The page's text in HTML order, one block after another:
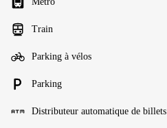
Train
Parking à vélos
Parking
Distributeur automatique de billets